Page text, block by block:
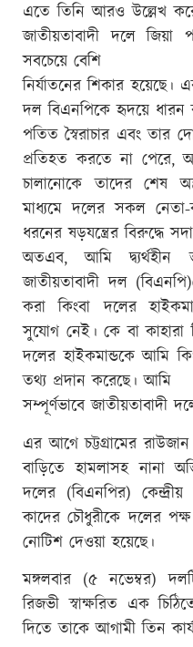
এতে তিনি আরও উল্লেখ
জাতীয়তাবাদী দলে জিয়া
সবচেয়ে বেশি
নির্যাতনের শিকার হয়েছে।
দল বিএনপিকে হৃদয়ে ধারন
পতিত স্বৈরাচার এবং তার
প্রতিহত করতে না পেরে,
চালানোকে তাদের শেষ
মাধ্যমে দলের সকল
ধরনের ষড়যন্ত্রের বিরুদ্ধে
অতএব, আমি দ্ব্যর্থহীন
জাতীয়তাবাদী দল
করা কিংবা দলের
সুযোগ নেই। কে বা কাহারা
দলের হাইকমান্ডকে আমি
তথ্য প্রদান করেছে। আমি
সম্পূর্ণভাবে জাতীয়তাবাদী
এর আগে চট্টগ্রামের
বাড়িতে হামলাসহ নানা
দলের (বিএনপির) কেন্দ্রীয়
কাদের চৌধুরীকে দলের
নোটিশ দেওয়া হয়েছে।
মঙ্গলবার (৫ নভেম্বর)
রিজভী স্বাক্ষরিত এক
দিতে তাকে আগামী তিন